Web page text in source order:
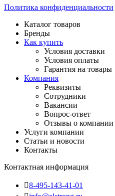
Политика конфиденциальности
Каталог товаров
Бренды
Как купить
Условия доставки
Условия оплаты
Гарантия на товары
Компания
Реквизиты
Сотрудники
Вакансии
Вопрос-ответ
Отзывы о компании
Услуги компании
Статьи и новости
Контакты
Контактная информация
8-495-143-41-01